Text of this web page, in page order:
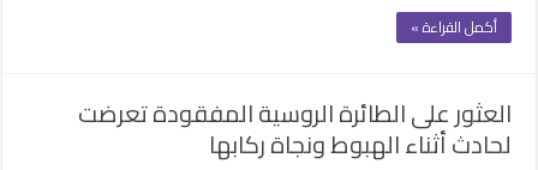
أكمل القراءة »
العثور على الطائرة الروسية المفقودة تعرضت
لحادث أثناء الهبوط ونجاة ركابها